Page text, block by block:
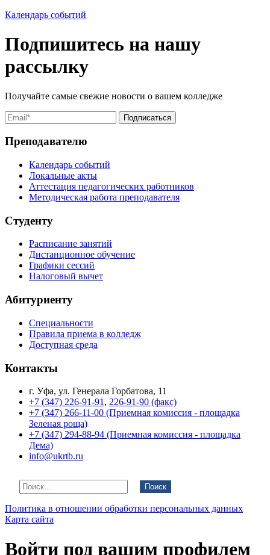
Календарь событий
Подпишитесь на нашу
рассылку
Получайте самые свежие новости о вашем колледже
Преподавателю
Календарь событий
Локальные акты
Аттестация педагогических работников
Методическая работа преподавателя
Студенту
Расписание занятий
Дистанционное обучение
Графики сессий
Налоговый вычет
Абитуриенту
Специальности
Правила приема в колледж
Доступная среда
Контакты
г. Уфа, ул. Генерала Горбатова, 11
+7 (347) 226-91-91 , 226-91-90 (факс)
+7 (347) 266-11-00 (Приемная комиссия - площадка
Зеленая роща)
+7 (347) 294-88-94 (Приемная комиссия - площадка
Дема)
info@ukrtb.ru
Поиск
Политика в отношении обработки персональных данных
Карта сайта
Войти под вашим профилем